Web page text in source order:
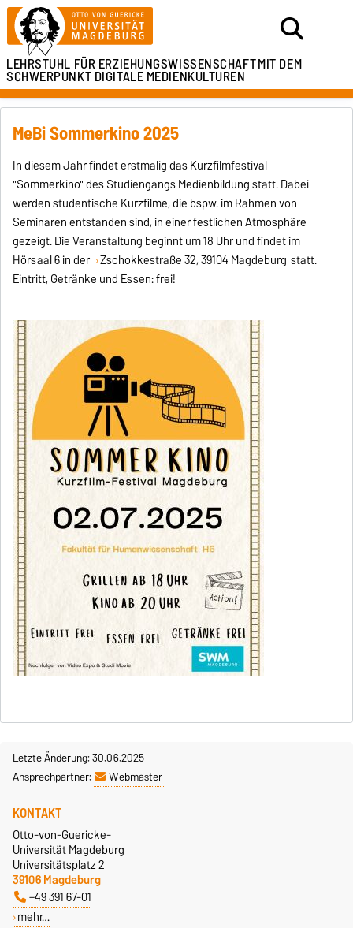
LEHRSTUHL FÜR ERZIEHUNGSWISSENSCHAFTMIT DEM
SCHWERPUNKT DIGITALE MEDIENKULTUREN
MeBi Sommerkino 2025
In diesem Jahr findet erstmalig das Kurzfilmfestival
"Sommerkino" des Studiengangs Medienbildung statt. Dabei
werden studentische Kurzfilme, die bspw. im Rahmen von
Seminaren entstanden sind, in einer festlichen Atmosphäre
gezeigt. Die Veranstaltung beginnt um 18 Uhr und findet im
Hörsaal 6 in der Zschokkestraße 32, 39104 Magdeburg statt.
Eintritt, Getränke und Essen: frei!
Letzte Änderung: 30.06.2025
Ansprechpartner:
Webmaster
KONTAKT
Otto-von-Guericke-
Universität Magdeburg
Universitätsplatz 2
39106 Magdeburg
+49 391 67-01
mehr…